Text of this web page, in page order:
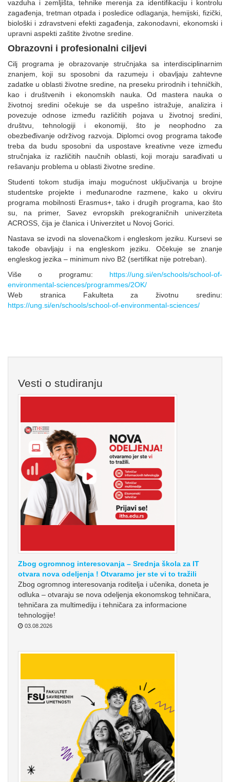
vazduha i zemljišta, tehnike merenja za identifikaciju i kontrolu
zagađenja, tretman otpada i posledice odlaganja, hemijski, fizički,
biološki i zdravstveni efekti zagađenja, zakonodavni, ekonomski i
upravni aspekti zaštite životne sredine.
Obrazovni i profesionalni ciljevi
Cilj programa je obrazovanje stručnjaka sa interdisciplinarnim
znanjem, koji su sposobni da razumeju i obavljaju zahtevne
zadatke u oblasti životne sredine, na preseku prirodnih i tehničkih,
kao i društvenih i ekonomskih nauka. Od mastera nauka o
životnoj sredini očekuje se da uspešno istražuje, analizira i
povezuje odnose između različitih pojava u životnoj sredini,
društvu, tehnologiji i ekonomiji, što je neophodno za
obezbeđivanje održivog razvoja. Diplomci ovog programa takođe
treba da budu sposobni da uspostave kreativne veze između
stručnjaka iz različitih naučnih oblasti, koji moraju sarađivati u
rešavanju problema u oblasti životne sredine.
Studenti tokom studija imaju mogućnost uključivanja u brojne
studentske projekte i međunarodne razmene, kako u okviru
programa mobilnosti Erasmus+, tako i drugih programa, kao što
su, na primer, Savez evropskih prekograničnih univerziteta
ACROSS, čija je članica i Univerzitet u Novoj Gorici.
Nastava se izvodi na slovenačkom i engleskom jeziku. Kursevi se
takođe obavljaju i na engleskom jeziku. Očekuje se znanje
engleskog jezika – minimum nivo B2 (sertifikat nije potreban).
Više o programu: https://ung.si/en/schools/school-of-
environmental-sciences/programmes/2OK/
Web stranica Fakulteta za životnu sredinu:
https://ung.si/en/schools/school-of-environmental-sciences/
Vesti o studiranju
Zbog ogromnog interesovanja – Srednja škola za IT
otvara nova odeljenja ! Otvaramo jer ste vi to tražili
Zbog ogromnog interesovanja roditelja i učenika, doneta je
odluka – otvaraju se nova odeljenja ekonomskog tehničara,
tehničara za multimediju i tehničara za informacione
tehnologije!
03.08.2026